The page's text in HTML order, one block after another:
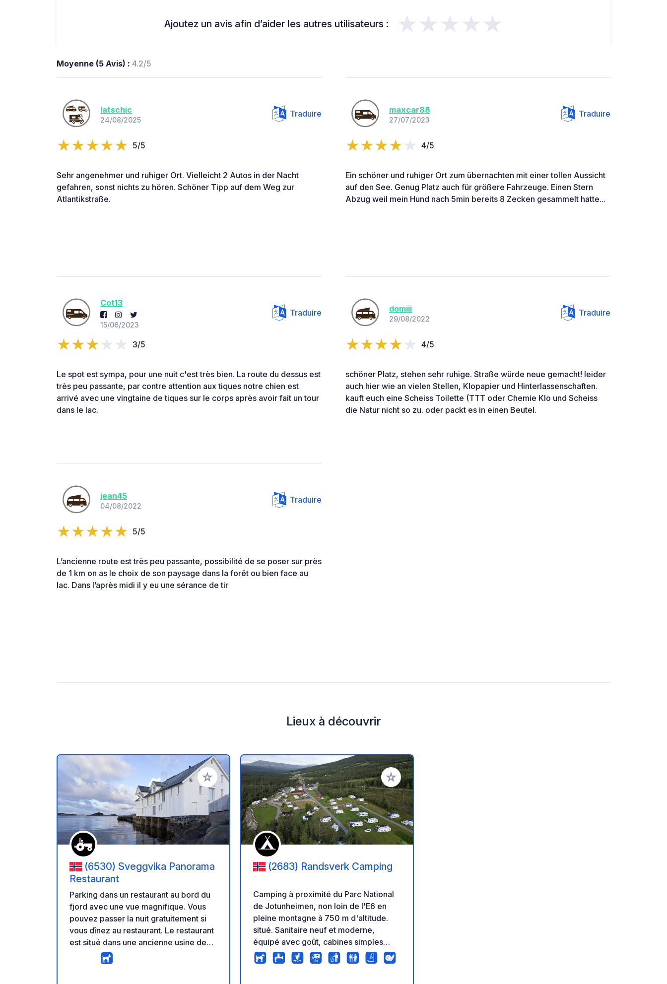
Ajoutez un avis afin d’aider les autres utilisateurs : ★★★★★
Moyenne (5 Avis) : 4.2/5
latschic
24/08/2025
Traduire
5/5
Sehr angenehmer und ruhiger Ort. Vielleicht 2 Autos in der Nacht
gefahren, sonst nichts zu hören. Schöner Tipp auf dem Weg zur
Atlantikstraße.
maxcar88
27/07/2023
Traduire
4/5
Ein schöner und ruhiger Ort zum übernachten mit einer tollen Aussicht
auf den See. Genug Platz auch für größere Fahrzeuge. Einen Stern
Abzug weil mein Hund nach 5min bereits 8 Zecken gesammelt hatte...
Cot13
15/06/2023
Traduire
3/5
Le spot est sympa, pour une nuit c'est très bien. La route du dessus est
très peu passante, par contre attention aux tiques notre chien est
arrivé avec une vingtaine de tiques sur le corps après avoir fait un tour
dans le lac.
domiii
29/08/2022
Traduire
4/5
schöner Platz, stehen sehr ruhige. Straße würde neue gemacht! leider
auch hier wie an vielen Stellen, Klopapier und Hinterlassenschaften.
kauft euch eine Scheiss Toilette (TTT oder Chemie Klo und Scheiss
die Natur nicht so zu. oder packt es in einen Beutel.
jean45
04/08/2022
Traduire
5/5
L’ancienne route est très peu passante, possibilité de se poser sur près
de 1 km on as le choix de son paysage dans la forêt ou bien face au
lac. Dans l’après midi il y eu une sérance de tir
Lieux à découvrir
Ajouter à vos favoris
(6530) Sveggvika Panorama
Restaurant
Parking dans un restaurant au bord du
fjord avec une vue magnifique. Vous
pouvez passer la nuit gratuitement si
vous dînez au restaurant. Le restaurant
est situé dans une ancienne usine de
poisson et propose également le petit-
déjeuner aux campeurs. Actuellement,
Ajouter à vos favoris
(2683) Randsverk Camping
Camping à proximité du Parc National
de Jotunheimen, non loin de l'E6 en
pleine montagne à 750 m d'altitude.
situé. Sanitaire neuf et moderne,
équipé avec goût, cabines simples
avec douche, lavabo et WC. Grand
terrain, avec prairie solide. Il y a